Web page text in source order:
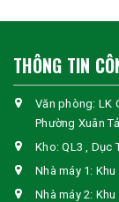
THÔNG TIN
Văn phòng: LK
Phường Xuân
Kho: QL3 , Dục
Nhà máy 1:
Nhà máy 2: Khu